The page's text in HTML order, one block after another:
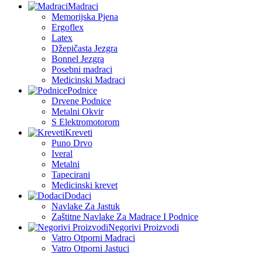
Madraci
Memorijska Pjena
Ergoflex
Latex
Džepičasta Jezgra
Bonnel Jezgra
Posebni madraci
Medicinski Madraci
Podnice
Drvene Podnice
Metalni Okvir
S Elektromotorom
Kreveti
Puno Drvo
Iveral
Metalni
Tapecirani
Medicinski krevet
Dodaci
Navlake Za Jastuk
Zaštitne Navlake Za Madrace I Podnice
Negorivi Proizvodi
Vatro Otporni Madraci
Vatro Otporni Jastuci